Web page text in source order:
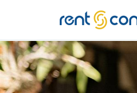
RENT'N
CONNECT